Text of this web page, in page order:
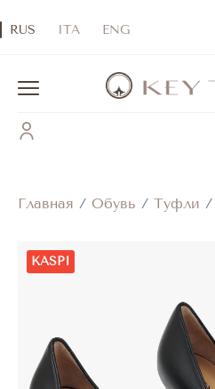
RUS ITA ENG
Главная / Обувь / Туфли /
KASPI